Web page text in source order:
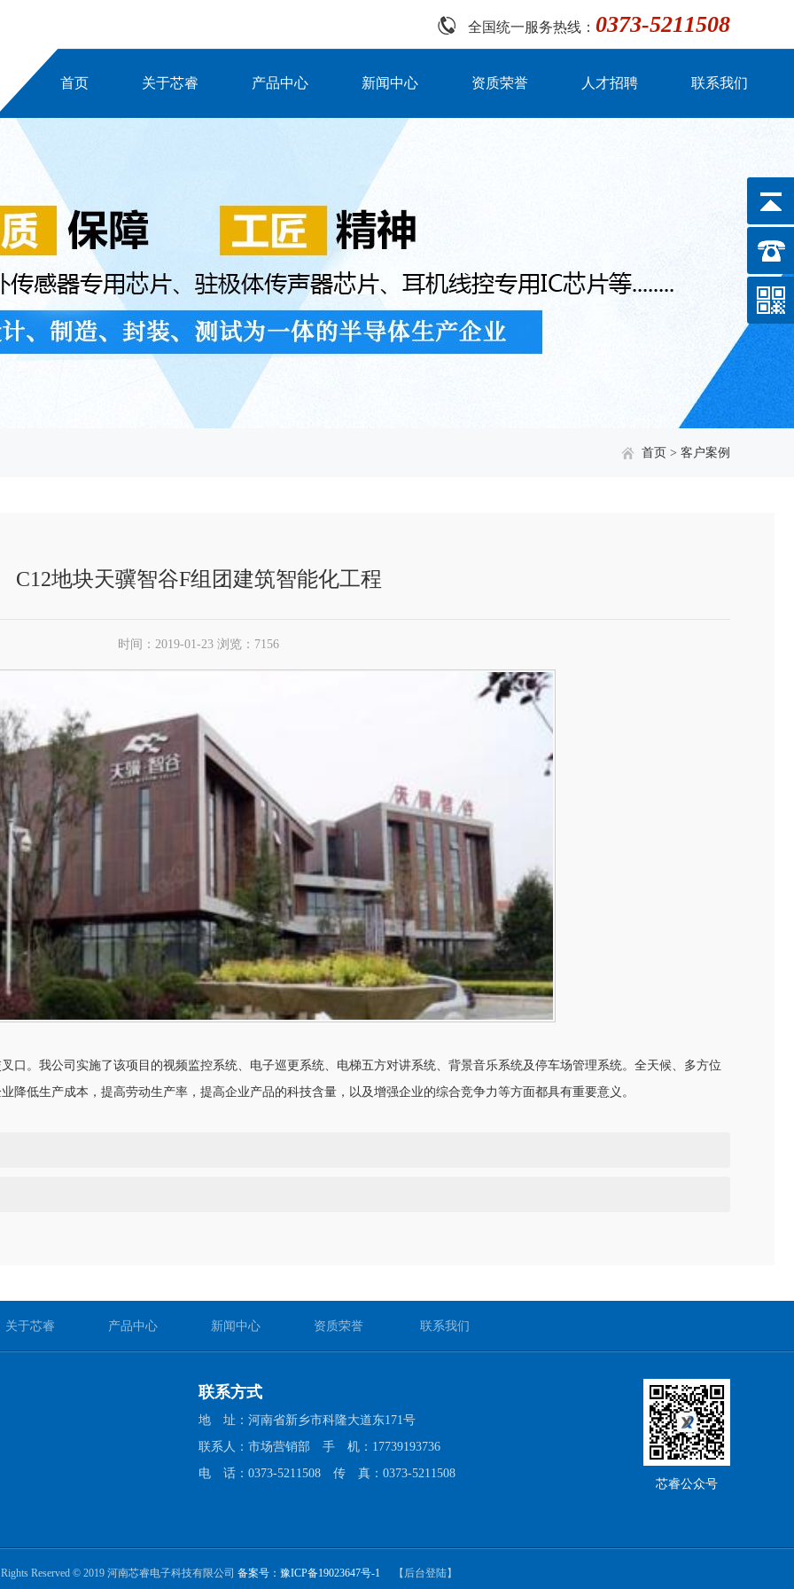
全国统一服务热线： 0373-5211508
首页 关于芯睿 产品中心 新闻中心 资质荣誉 人才招聘 联系我们
首页 > 客户案例
C12地块天骥智谷F组团建筑智能化工程
时间：2019-01-23 浏览：7156
我公司实施了该项目的视频监控系统、电子巡更系统、电梯五方对讲系统、背景音乐系统及停车场管理系统。全天候、多方位
降低生产成本，提高劳动生产率，提高企业产品的科技含量，以及增强企业的综合竞争力等方面都具有重要意义。
关于芯睿 产品中心 新闻中心 资质荣誉 联系我们
芯睿公众号
联系方式
地 址：河南省新乡市科隆大道东171号
联系人：市场营销部 手 机：17739193736
电 话：0373-5211508 传 真：0373-5211508
Reserved © 2019 河南芯睿电子科技有限公司 备案号：豫ICP备19023647号-1 【后台登陆】